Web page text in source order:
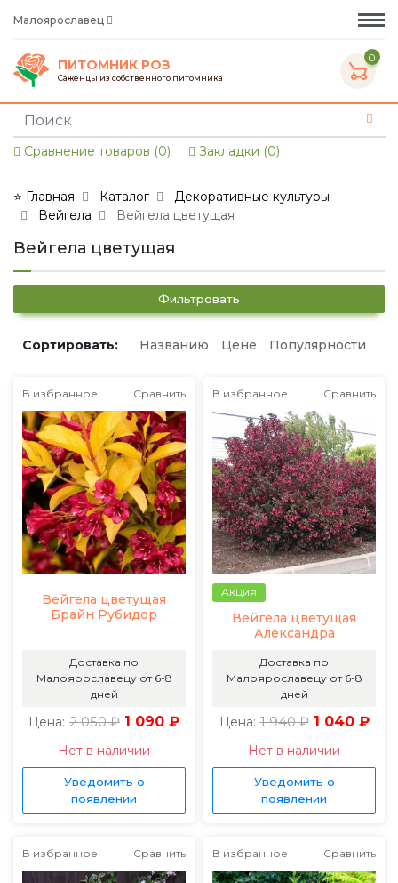
Малоярославец
ПИТОМНИК РОЗ
Саженцы из собственного питомника
0
Сравнение товаров (0) Закладки (0)
⭐ Главная Каталог
Декоративные культуры
Вейгела
Вейгела цветущая
Вейгела цветущая
Фильтровать
Сортировать: Названию Цене Популярности
В избранное Сравнить
Вейгела цветущая
Брайн Рубидор
Доставка по
Малоярославецу от 6-8
дней
Цена: 2 050 ₽ 1 090 ₽
Нет в наличии
Уведомить о
появлении
В избранное Сравнить
Акция
Вейгела цветущая
Александра
Доставка по
Малоярославецу от 6-8
дней
Цена: 1 940 ₽ 1 040 ₽
Нет в наличии
Уведомить о
появлении
В избранное Сравнить В избранное Сравнить